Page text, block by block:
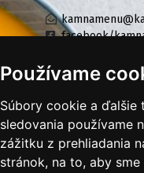
Používame
Súbory cookie a ďalšie
sledovania používame
zážitku z prehliadania
stránok, na to, aby
facebook/
KONTAKTUJTE NÁS
PRIHLÁSIŤ SA DO